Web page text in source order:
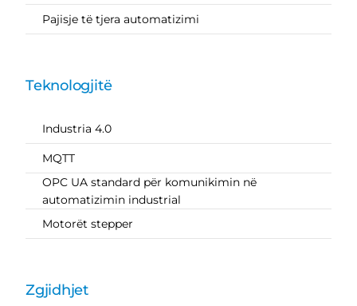
Pajisje të tjera automatizimi
Teknologjitë
Industria 4.0
MQTT
OPC UA standard për komunikimin në
automatizimin industrial
Motorët stepper
Zgjidhjet